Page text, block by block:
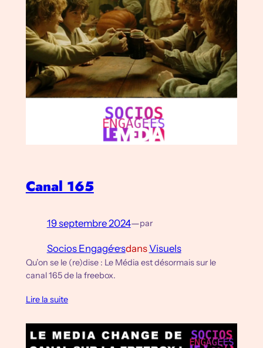
Canal 165
19 septembre 2024—par
Socios Engagé·e·sdansVisuels
Qu’on se le (re)dise : Le Média est désormais sur le
canal 165 de la freebox.
Lire la suite